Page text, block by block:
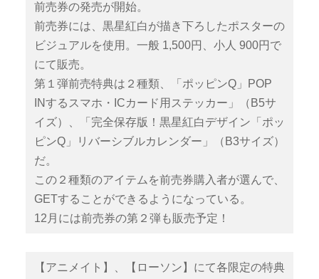
前売券の発売が開始。
前売券には、黒星紅白が描き下ろしたポスターの
ビジュアルを使用。一般 1,500円、小人 900円で
にて販売。
第１弾前売特典は２種類、「ポッピンQ」POP
INするスマホ・ICカード用ステッカー」（B5サ
イズ）、「完全保存版！黒星紅白デザイン「ポッ
ピンQ」リバーシブルカレンダー」（B3サイズ）
だ。
この２種類のアイテムを前売券購入者が選んで、
GETすることができるようになっている。
12月には前売券の第２弾も販売予定！
【アニメイト】、【ローソン】にて各限定の特典